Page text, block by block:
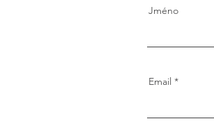
Jméno
Email